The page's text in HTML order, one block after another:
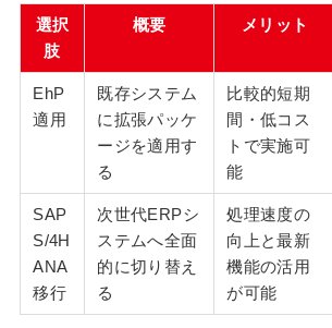
選択
肢
概要 メリット
EhP
適用
既存システム
に拡張パッケ
ージを適用す
る
比較的短期
間・低コス
トで実施可
能
SAP
S/4H
ANA
移行
次世代ERPシ
ステムへ全面
的に切り替え
る
処理速度の
向上と最新
機能の活用
が可能